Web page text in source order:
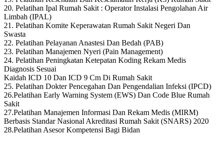
20. Pelatihan Ipal Rumah Sakit : Operator Instalasi Pengolahan Air
Limbah (IPAL)
21. Pelatihan Komite Keperawatan Rumah Sakit Negeri Dan
Swasta
22. Pelatihan Pelayanan Anastesi Dan Bedah (PAB)
23. Pelatihan Manajemen Nyeri (Pain Management)
24. Pelatihan Peningkatan Ketepatan Koding Rekam Medis
Diagnosis Sesuai
Kaidah ICD 10 Dan ICD 9 Cm Di Rumah Sakit
25. Pelatihan Dokter Pencegahan Dan Pengendalian Infeksi (IPCD)
26.Pelatihan Early Warning System (EWS) Dan Code Blue Rumah
Sakit
27.Pelatihan Manajemen Informasi Dan Rekam Medis (MIRM)
Berbasis Standar Nasional Akreditasi Rumah Sakit (SNARS) 2020
28.Pelatihan Asesor Kompetensi Bagi Bidan